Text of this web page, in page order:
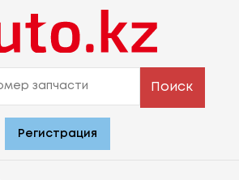
Поиск
Регистрация